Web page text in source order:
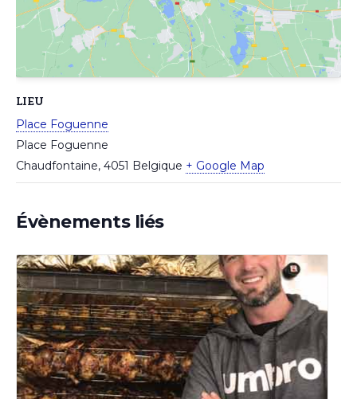
LIEU
Place Foguenne
Place Foguenne
Chaudfontaine, 4051 Belgique + Google Map
Évènements liés